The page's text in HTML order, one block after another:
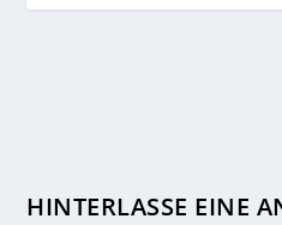
HINTERLASSE EINE